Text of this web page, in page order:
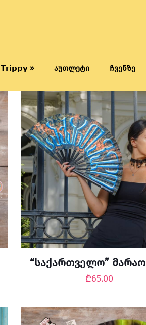
𝗧𝗿𝗶𝗽𝗽𝘆 » აუთლეტი ჩვენზე
“საქართველო” მარაო
₾65.00